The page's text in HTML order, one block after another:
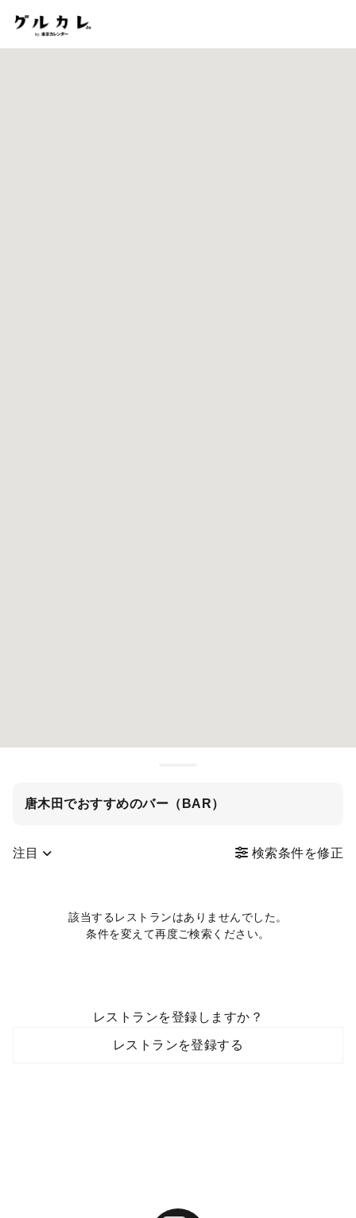
唐木田でおすすめのバー（BAR）
注目 検索条件を修正
該当するレストランはありませんでした。
条件を変えて再度ご検索ください。
レストランを登録しますか？
レストランを登録する